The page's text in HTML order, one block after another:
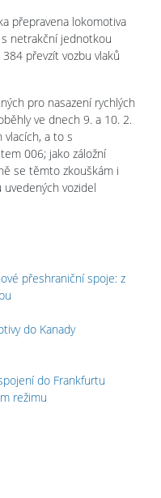
přepravena lokomotiva
netrakční jednotkou
převzít vozbu vlaků
pro nasazení rychlých
ve dnech 9. a 10. 2.
vlacích, a to s
006; jako záložní
se těmto zkouškám i
vozidel
přeshraniční spoje: z
do Kanady
do Frankfurtu
režimu